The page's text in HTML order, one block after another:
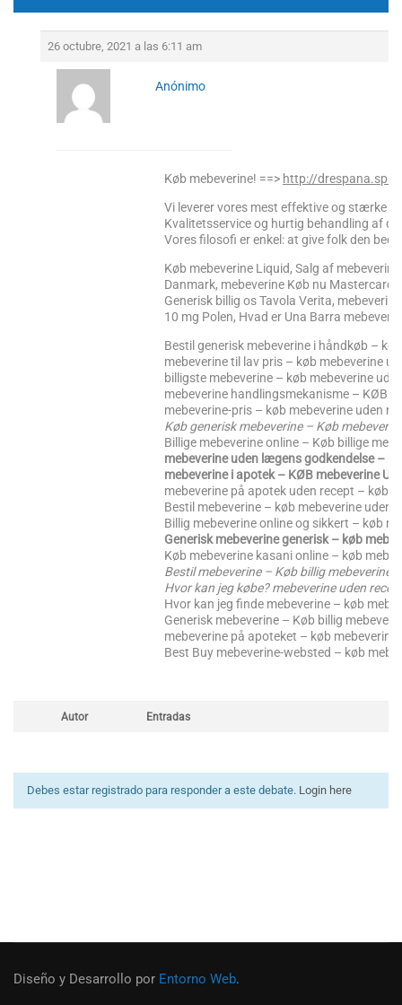
26 octubre, 2021 a las 6:11 am
Anónimo
Køb mebeverine! ==> http://
Vi leverer vores mest effektive og stærke
Kvalitetsservice og hurtig behandling af
Vores filosofi er enkel: at give folk den
Køb mebeverine Liquid, Salg af
Danmark, mebeverine Køb nu
Generisk billig os Tavola Verita,
10 mg Polen, Hvad er Una Barra
Bestil generisk mebeverine i håndkøb –
mebeverine til lav pris – køb mebeverine
billigste mebeverine – køb mebeverine
mebeverine handlingsmekanisme – KØB
mebeverine-pris – køb mebeverine uden
Køb generisk mebeverine – Køb
Billige mebeverine online – Køb billige
mebeverine uden lægens godkendelse –
mebeverine i apotek – KØB mebeverine
mebeverine på apotek uden recept – køb
Bestil mebeverine – køb mebeverine uden
Billig mebeverine online og sikkert – køb
Generisk mebeverine generisk – køb
Køb mebeverine kasani online – køb
Bestil mebeverine – Køb billig mebeverine
Hvor kan jeg købe? mebeverine uden
Hvor kan jeg finde mebeverine – køb
Generisk mebeverine – Køb billig
mebeverine på apoteket – køb mebeverine
Best Buy mebeverine-websted – køb
Autor Entradas
Debes estar registrado para responder a este debate. Login here
Diseño y Desarrollo por Entorno Web.